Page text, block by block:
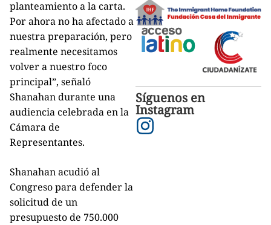
planteamiento a la carta.
Por ahora no ha afectado a
nuestra preparación, pero
realmente necesitamos
volver a nuestro foco
principal”, señaló
Shanahan durante una
audiencia celebrada en la
Cámara de
Representantes.
Shanahan acudió al
Congreso para defender la
solicitud de un
presupuesto de 750.000
Síguenos en
Instagram